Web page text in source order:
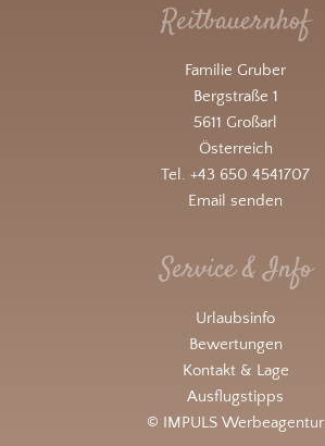
Reitbauernhof
Familie Gruber
Bergstraße 1
5611 Großarl
Österreich
Tel. +43 650 4541707
Email senden
Service & Info
Urlaubsinfo
Bewertungen
Kontakt & Lage
Ausflugstipps
© IMPULS Werbeagentur